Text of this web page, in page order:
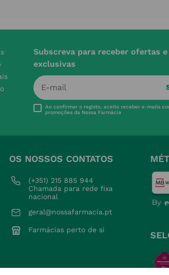
Subscreva para receber ofertas
exclusivas
Ao confirmar o registo, aceito receber e-mails
promoções da Nossa Farmácia
OS NOSSOS CONTATOS
(+351) 215 885 944
Chamada para rede fixa
nacional
geral@nossafarmacia.pt
Farmácias perto de si